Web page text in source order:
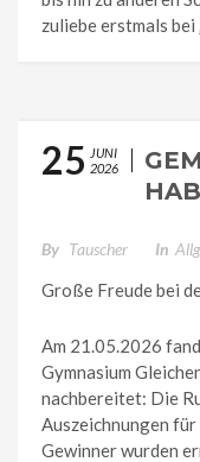
zuliebe erstmals
25 JUNI
2026
By Tauscher In
Große Freude bei
Am 21.05.2026
Gymnasium
nachbereitet: Die
Auszeichnungen
Gewinner wurden